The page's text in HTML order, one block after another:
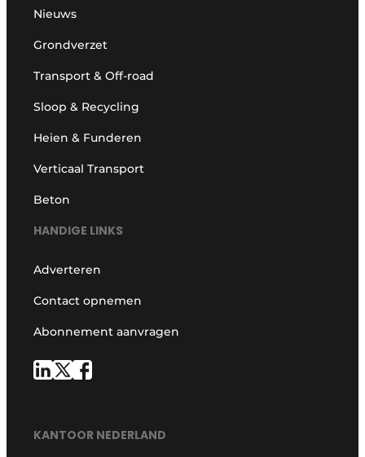
Nieuws
Grondverzet
Transport & Off-road
Sloop & Recycling
Heien & Funderen
Verticaal Transport
Beton
HANDIGE LINKS
Adverteren
Contact opnemen
Abonnement aanvragen
KANTOOR NEDERLAND